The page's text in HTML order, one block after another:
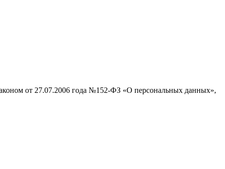
от 27.07.2006 года №152-ФЗ «О персональных данных»,